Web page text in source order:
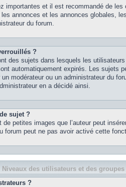
importantes et il est recommandé de
annonces et les annonces globales,
du forum.
?
des sujets dans lesquels les
automatiquement expirés. Les sujets
modérateur ou un administrateur du
en a décidé ainsi.
sujet ?
petites images que l’auteur peut
forum peut ne pas avoir activé cette
Niveaux des utilisateurs et des
?